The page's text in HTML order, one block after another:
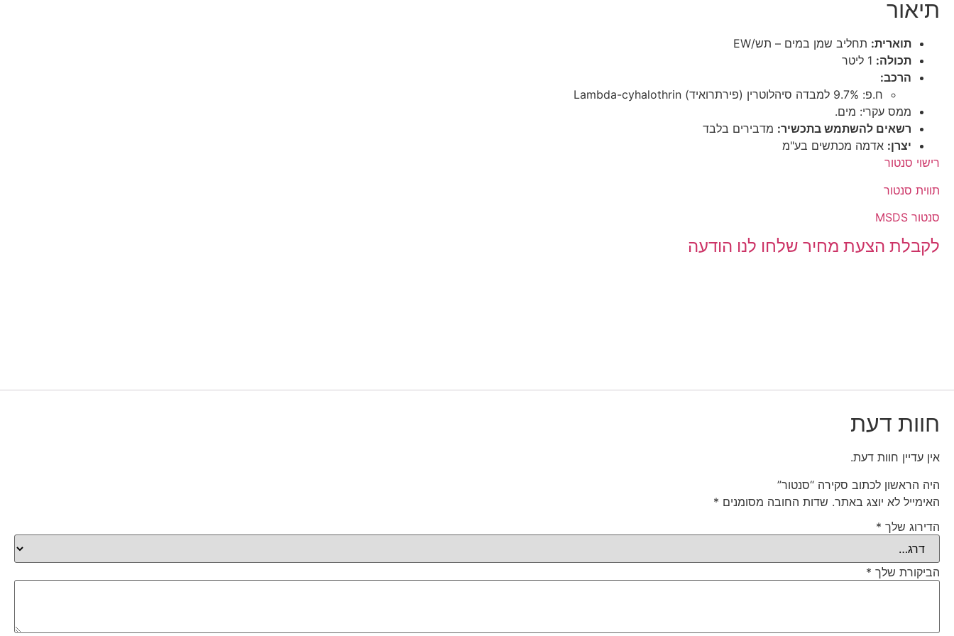
תיאור
תוארית: תחליב שמן במים – תש/EW
תכולה:
הרכב:
ח.פ: 9.7% למבדה סיהלוטרין (פירתרואיד) Lambda-cyhalothrin
ממס עקרי: מים.
רשאים להשתמש בתכשיר: מדבירים בלבד
יצרן: אדמה מכתשים בע"מ
רישוי סנטור
תווית סנטור
סנטור MSDS
לקבלת הצעת מחיר שלחו לנו הודעה
חוות דעת
אין עדיין חוות דעת.
היה הראשון לכתוב סקירה “סנטור”
האימייל לא יוצג באתר. שדות החובה מסומנים *
הדירוג שלך *
הביקורת שלך *